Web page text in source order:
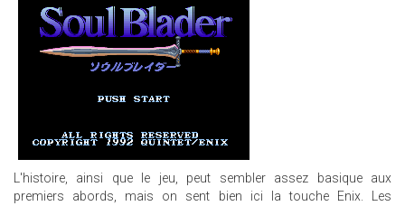
L'histoire, ainsi que le jeu, peut sembler assez basique aux
premiers abords, mais on sent bien ici la touche Enix. Les